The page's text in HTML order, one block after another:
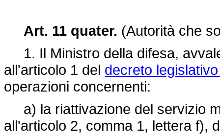
Art. 11 quater. (Autorità che
1. Il Ministro della difesa,
all'articolo 1 del decreto
operazioni concernenti:
a) la riattivazione del servizio
all'articolo 2, comma 1, lettera f),